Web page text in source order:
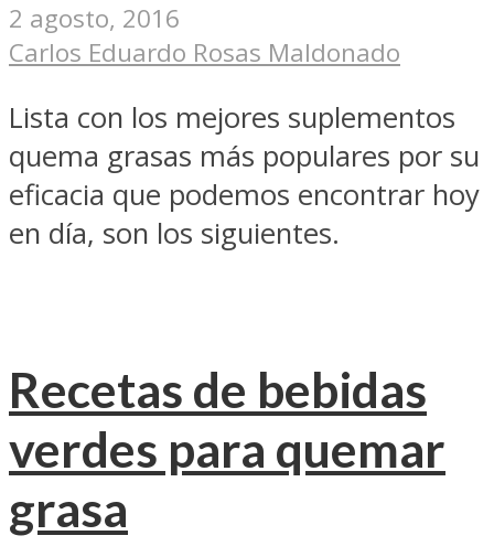
2 agosto, 2016
Carlos Eduardo Rosas Maldonado
Lista con los mejores suplementos
quema grasas más populares por su
eficacia que podemos encontrar hoy
en día, son los siguientes.
Recetas de bebidas
verdes para quemar
grasa